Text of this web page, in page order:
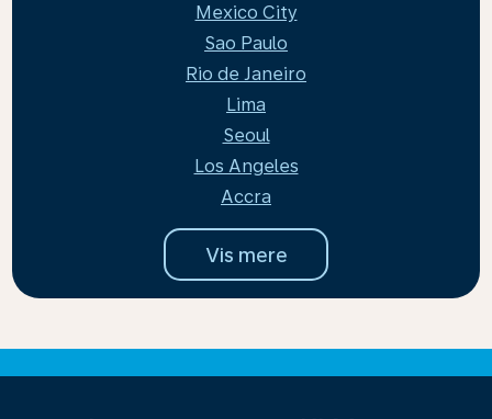
Mexico City
Sao Paulo
Rio de Janeiro
Lima
Seoul
Los Angeles
Accra
Vis mere